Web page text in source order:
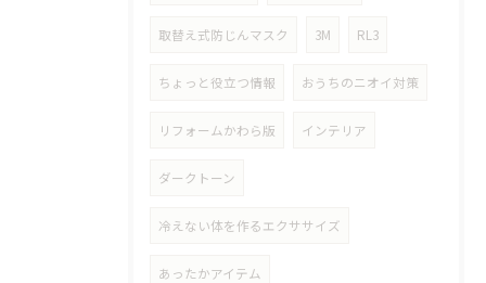
取替え式防じんマスク 3M RL3
ちょっと役立つ情報 おうちのニオイ対策
リフォームかわら版 インテリア
ダークトーン
冷えない体を作るエクササイズ
あったかアイテム